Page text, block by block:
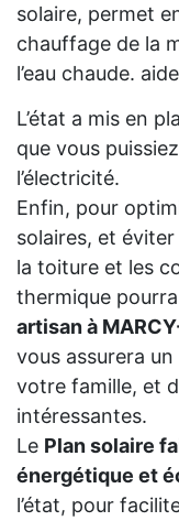
solaire, permet
chauffage de la
l’eau chaude.
L’état a mis en
que vous
l’électricité.
Enfin, pour
solaires, et
la toiture et les
thermique
artisan à
vous assurera
votre famille, et
intéressantes.
Le Plan solaire
énergétique et
l’état, pour